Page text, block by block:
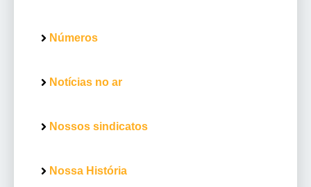
Números
Notícias no ar
Nossos sindicatos
Nossa História